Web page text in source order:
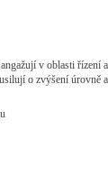
v oblasti řízení
o zvýšení úrovně